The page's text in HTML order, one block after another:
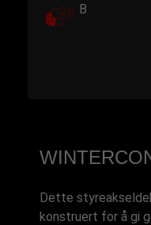
B
Dette
konstruert for å gi